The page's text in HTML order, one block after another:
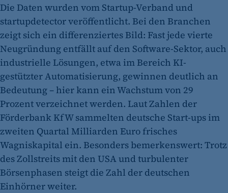
Die Daten wurden vom Startup-Verband und
startupdetector veröffentlicht. Bei den Branchen
zeigt sich ein differenziertes Bild: Fast jede vierte
Neugründung entfällt auf den Software-Sektor, auch
industrielle Lösungen, etwa im Bereich KI-
gestützter Automatisierung, gewinnen deutlich an
Bedeutung – hier kann ein Wachstum von 29
Prozent verzeichnet werden. Laut Zahlen der
Förderbank KfW sammelten deutsche Start-ups im
zweiten Quartal Milliarden Euro frisches
Wagniskapital ein. Besonders bemerkenswert: Trotz
des Zollstreits mit den USA und turbulenter
Börsenphasen steigt die Zahl der deutschen
Einhörner weiter.